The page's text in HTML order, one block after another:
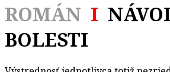
ROMÁN I
BOLESTI